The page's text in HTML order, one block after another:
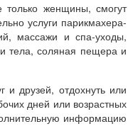
только женщины, смогут
услуги парикмахера-
массажи и спа-уходы,
тела, соляная пещера и
друзей, отдохнуть или
дней или возрастных
информацию